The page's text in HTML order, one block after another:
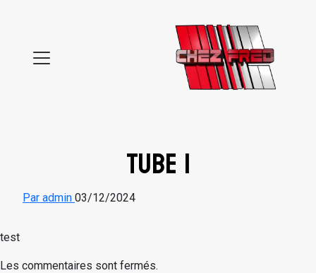
TUBE 1
Par admin 03/12/2024
test
Les commentaires sont fermés.